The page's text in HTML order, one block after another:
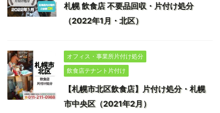
札幌 飲食店 不要品回収・片付け処分
（2022年1月・北区）
オフィス・事業所片付け処分
飲食店テナント片付け
【札幌市北区飲食店】片付け処分・札幌
市中央区（2021年2月）